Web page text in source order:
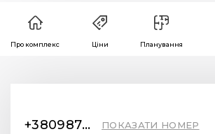
Про комплекс Ціни Планування
+380987722112 ПОКАЗАТИ НОМЕР